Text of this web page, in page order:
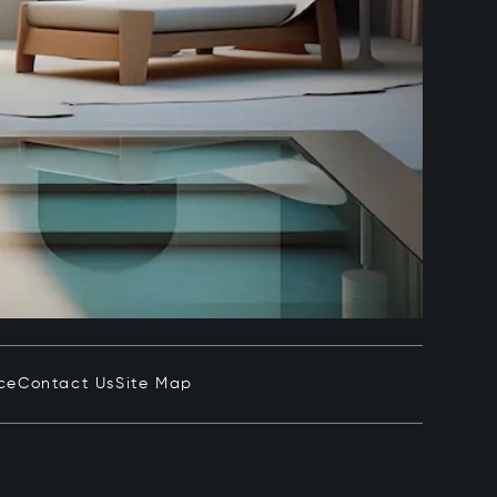
Contact UsSite Map